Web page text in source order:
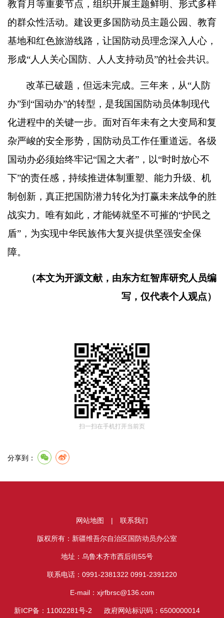
教育月等重要节点，组织开展主题鲜明、形式多样
的群众性活动。建设更多国防动员主题公园、教育
基地和红色旅游线路，让国防动员理念深入人心，
形成“人人关心国防、人人支持动员”的社会共识。
改革已破题，但远未完成。三年来，从“人防
办”到 “国动办”的转型，是我国国防动员体制现代
化进程中的关键一步。面对百年未有之大变局和复
杂严峻的安全形势，国防动员工作任重道远。各级
国动办必须始终牢记“国之大者” ，以“时时放心不
下”的责任感，持续推进体制重塑、能力升级、机
制创新，真正把国防潜力转化为打赢未来战争的胜
战实力。唯有如此，才能铸就坚不可摧的“护民之
盾” ，为实现中华民族伟大复兴提供坚强安全保
障。
（本文为开源文献，由东方红智库研究人员编
写，仅代表个人观点）
扫一扫在手机打开当前页
分享到：
网站地图 | 联系我们
版权所有：新疆维吾尔自治区国防动员办公室
地址：乌鲁木齐市西后街55号
联系电话：0991-2381322 0991-2391220
E-mail：xjrfbrsc@136.com
新ICP备：11002281号-2 政府网站标识码：6500000014